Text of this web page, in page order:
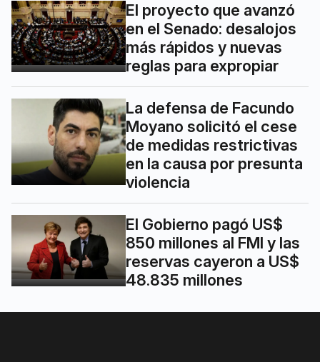
El proyecto que avanzó
en el Senado: desalojos
más rápidos y nuevas
reglas para expropiar
La defensa de Facundo
Moyano solicitó el cese
de medidas restrictivas
en la causa por presunta
violencia
El Gobierno pagó US$
850 millones al FMI y las
reservas cayeron a US$
48.835 millones